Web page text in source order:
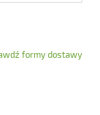
formy dostawy